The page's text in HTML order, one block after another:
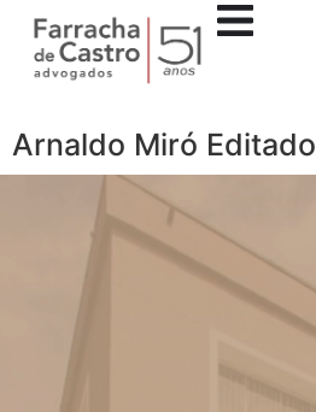
Arnaldo Miró Editado